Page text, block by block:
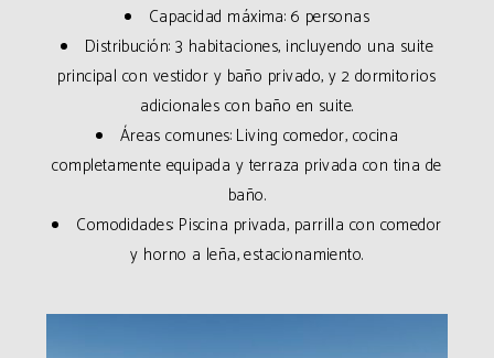
Capacidad máxima: 6 personas
Distribución: 3 habitaciones, incluyendo una suite
principal con vestidor y baño privado, y 2 dormitorios
adicionales con baño en suite.
Áreas comunes: Living comedor, cocina
completamente equipada y terraza privada con tina de
baño.
Comodidades: Piscina privada, parrilla con comedor
y horno a leña, estacionamiento.